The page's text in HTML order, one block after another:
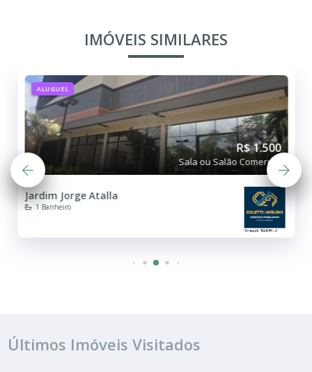
IMÓVEIS SIMILARES
ALUGUEL
R$ 1.500
Sala ou Salão Comercial
Jardim Jorge Atalla
1 Banheiro
Últimos Imóveis Visitados